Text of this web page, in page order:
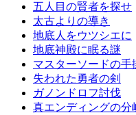
五人目の賢者を探せ
太古よりの導き
地底人をウツシエに
地底神殿に眠る謎
マスターソードの手
失われた勇者の剣
ガノンドロフ討伐
真エンディングの分